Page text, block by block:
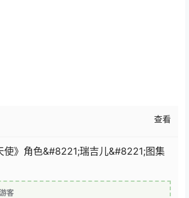
查看
使》角色&#8221;瑞吉儿&#8221;图集
游客